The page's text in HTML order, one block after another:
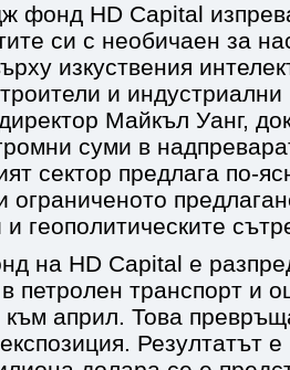
фонд HD Capital
си с необичаен за
изкуствения
и
Майкъл Уанг,
суми в
сектор предлага по-
ограниченото
геополитическите
на HD Capital е
петролен транспорт и
към април. Това
Резултатът